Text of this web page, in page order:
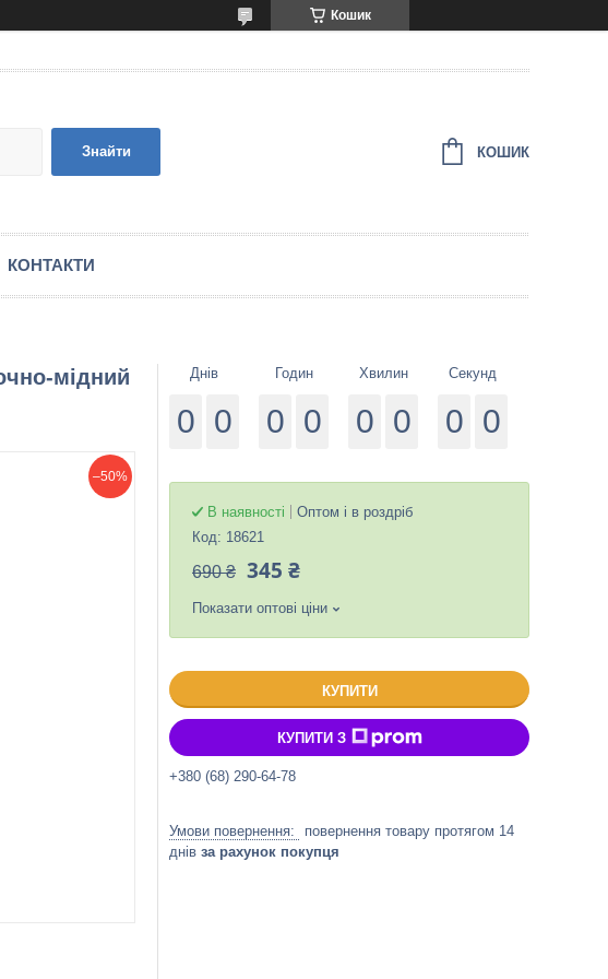
Кошик
Знайти КОШИК
КОНТАКТИ
мідний
–50%
Днів
0 0
Годин
0 0
Хвилин
0 0
Секунд
0 0
В наявності
Оптом і в роздріб
Код: 18621
690 ₴ 345 ₴
Показати оптові ціни
КУПИТИ
КУПИТИ З
+380 (68) 290-64-78
повернення товару протягом 14
днів за рахунок покупця